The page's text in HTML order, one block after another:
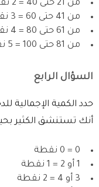
من 21 حتى 40 = 2 نقطة
من 41 حتى 60 = 3 نقاط
من 61 حتى 80 = 4 نقاط
من 81 حتى 100 = 5 نقاط
السؤال الرابع
أنك تستنشق الكثير
0 = 0 نقطة
1 أو 2 = 1 نقطة
3 أو 4 = 2 نقطة